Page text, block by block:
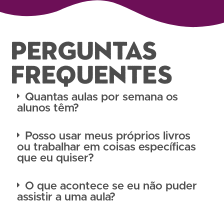
PERGUNTAS
FREQUENTES
Quantas aulas por semana os
alunos têm?
Posso usar meus próprios livros
ou trabalhar em coisas específicas
que eu quiser?
O que acontece se eu não puder
assistir a uma aula?